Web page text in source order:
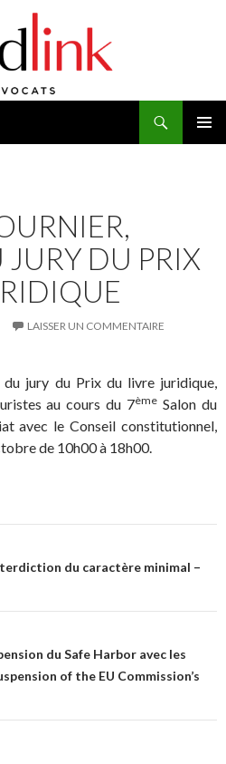
DU PRIX
LAISSER UN COMMENTAIRE
du jury du Prix du livre juridique,
au cours du 7ème Salon du
avec le Conseil constitutionnel,
de 10h00 à 18h00.
du caractère minimal –
du Safe Harbor avec les
of the EU Commission’s